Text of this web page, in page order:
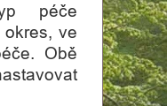
péče
ve
Obě